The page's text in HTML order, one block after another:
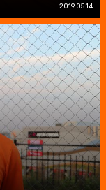
2019.05.14